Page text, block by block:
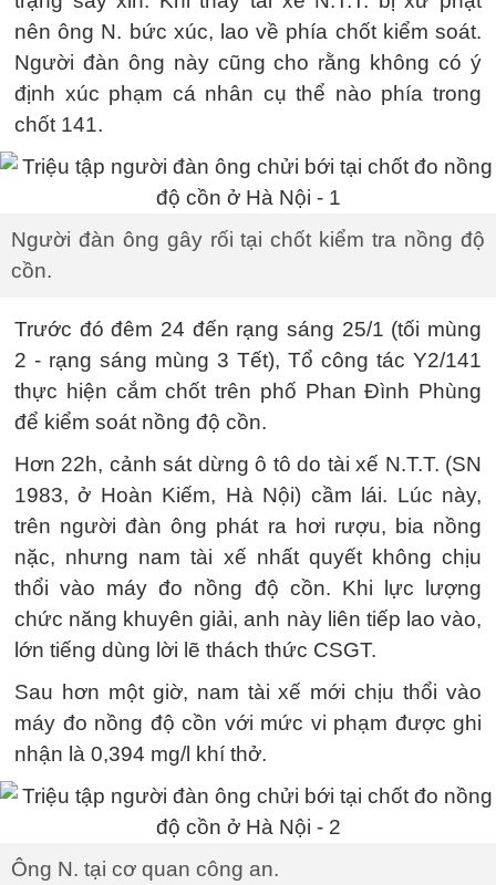
nên ông N. bức xúc, lao về phía chốt kiểm soát.
Người đàn ông này cũng cho rằng không có ý
định xúc phạm cá nhân cụ thể nào phía trong
chốt 141.
Người đàn ông gây rối tại chốt kiểm tra nồng độ
cồn.
Trước đó đêm 24 đến rạng sáng 25/1 (tối mùng
2 - rạng sáng mùng 3 Tết), Tổ công tác Y2/141
thực hiện cắm chốt trên phố Phan Đình Phùng
để kiểm soát nồng độ cồn.
Hơn 22h, cảnh sát dừng ô tô do tài xế N.T.T. (SN
1983, ở Hoàn Kiếm, Hà Nội) cầm lái. Lúc này,
trên người đàn ông phát ra hơi rượu, bia nồng
nặc, nhưng nam tài xế nhất quyết không chịu
thổi vào máy đo nồng độ cồn. Khi lực lượng
chức năng khuyên giải, anh này liên tiếp lao vào,
lớn tiếng dùng lời lẽ thách thức CSGT.
Sau hơn một giờ, nam tài xế mới chịu thổi vào
máy đo nồng độ cồn với mức vi phạm được ghi
nhận là 0,394 mg/l khí thở.
Ông N. tại cơ quan công an.